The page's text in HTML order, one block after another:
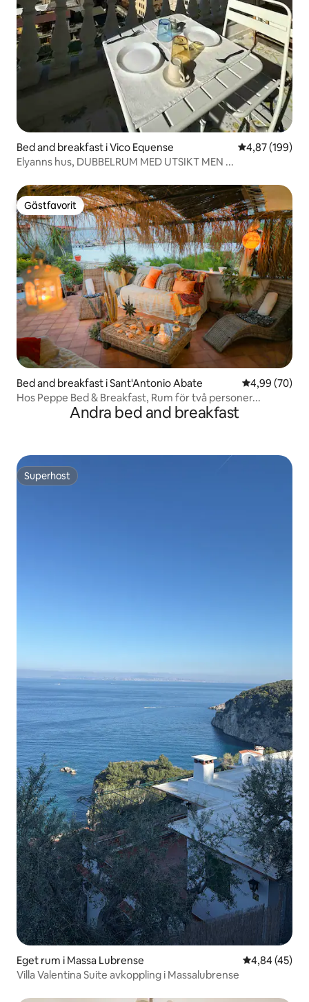
Bed and breakfast i Vico Equense 4,87 av 5 i
4,87 (199)
Elyanns hus, DUBBELRUM MED UTSIKT MEN ...
Gästfavorit
Gästfavorit
Bed and breakfast i Sant'Antonio Abate 4,99 av 5 i
4,99 (70)
Hos Peppe Bed & Breakfast, Rum för två personer...
Andra bed and breakfast
Superhost
Superhost
Eget rum i Massa Lubrense 4,84 av 5 i
4,84 (45)
Villa Valentina Suite avkoppling i Massalubrense